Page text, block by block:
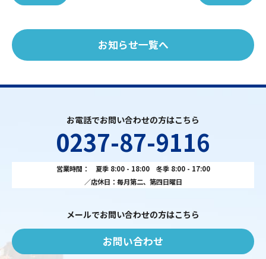
お知らせ一覧へ
お電話でお問い合わせの方はこちら
0237-87-9116
営業時間： 夏季 8:00 - 18:00 冬季 8:00 - 17:00
／店休日：毎月第二、第四日曜日
メールでお問い合わせの方はこちら
お問い合わせ